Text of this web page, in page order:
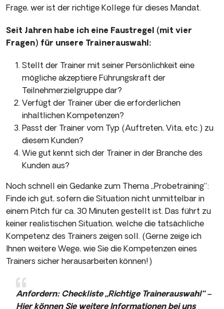
Frage, wer ist der richtige Kollege für dieses Mandat.
Seit Jahren habe ich eine Faustregel (mit vier
Fragen) für unsere Trainerauswahl:
Stellt der Trainer mit seiner Persönlichkeit eine
mögliche akzeptiere Führungskraft der
Teilnehmerzielgruppe dar?
Verfügt der Trainer über die erforderlichen
inhaltlichen Kompetenzen?
Passt der Trainer vom Typ (Auftreten, Vita, etc.) zu
diesem Kunden?
Wie gut kennt sich der Trainer in der Branche des
Kunden aus?
Noch schnell ein Gedanke zum Thema „Probetraining“:
Finde ich gut, sofern die Situation nicht unmittelbar in
einem Pitch für ca. 30 Minuten gestellt ist. Das führt zu
keiner realistischen Situation, welche die tatsächliche
Kompetenz des Trainers zeigen soll. (Gerne zeige ich
Ihnen weitere Wege, wie Sie die Kompetenzen eines
Trainers sicher herausarbeiten können!)
Anfordern: Checkliste „Richtige Trainerauswahl“ –
Hier können Sie weitere Informationen bei uns